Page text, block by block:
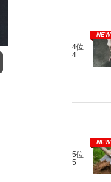
4位
4
NEW
5位
5
NEW